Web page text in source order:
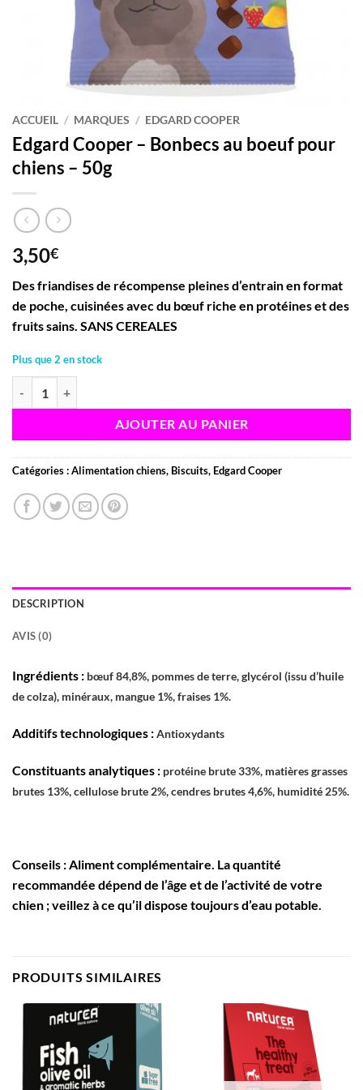
ACCUEIL / MARQUES / EDGARD COOPER
Edgard Cooper – Bonbecs au boeuf pour
chiens – 50g
3,50€
Des friandises de récompense pleines d’entrain en format
de poche, cuisinées avec du bœuf riche en protéines et des
fruits sains. SANS CEREALES
Plus que 2 en stock
AJOUTER AU PANIER
Catégories :Alimentation chiens, Biscuits, Edgard Cooper
DESCRIPTION
AVIS (0)
Ingrédients : bœuf 84,8%, pommes de terre, glycérol (issu d’huile
de colza), minéraux, mangue 1%, fraises 1%.
Additifs technologiques :Antioxydants
Constituants analytiques : protéine brute 33%, matières grasses
brutes 13%, cellulose brute 2%, cendres brutes 4,6%, humidité 25%.
Conseils :Aliment complémentaire. La quantité
recommandée dépend de l’âge et de l’activité de votre
chien ; veillez à ce qu’il dispose toujours d’eau potable.
PRODUITS SIMILAIRES